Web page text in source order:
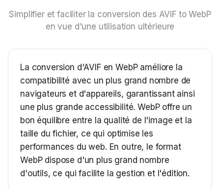
Simplifier et faciliter la conversion des AVIF to WebP
en vue d'une utilisation ultérieure
La conversion d'AVIF en WebP améliore la
compatibilité avec un plus grand nombre de
navigateurs et d'appareils, garantissant ainsi
une plus grande accessibilité. WebP offre un
bon équilibre entre la qualité de l'image et la
taille du fichier, ce qui optimise les
performances du web. En outre, le format
WebP dispose d'un plus grand nombre
d'outils, ce qui facilite la gestion et l'édition.